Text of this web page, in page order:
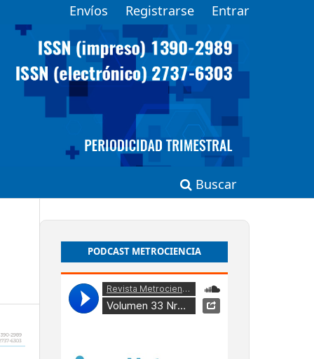
Buscar
Envíos Registrarse Entrar
PODCAST METROCIENCIA